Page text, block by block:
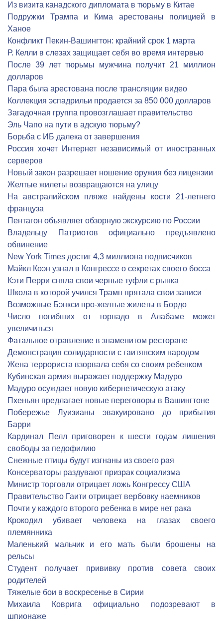
Из визита канадского дипломата в тюрьму в Китае
Подружки Трампа и Кима арестованы полицией в
Ханое
Конфликт Пекин-Вашингтон: крайний срок 1 марта
Р. Келли в слезах защищает себя во время интервью
После 39 лет тюрьмы мужчина получит 21 миллион
долларов
Пара была арестована после трансляции видео
Коллекция эспадрильи продается за 850 000 долларов
Загадочная группа провозглашает правительство
Эль Чапо на пути в адскую тюрьму?
Борьба с ИБ далека от завершения
Россия хочет Интернет независимый от иностранных
серверов
Новый закон разрешает ношение оружия без лицензии
Желтые жилеты возвращаются на улицу
На австралийском пляже найдены кости 21-летнего
француза
Пентагон объявляет обзорную экскурсию по России
Владельцу Патриотов официально предъявлено
обвинение
New York Times достиг 4,3 миллиона подписчиков
Майкл Коэн узнал в Конгрессе о секретах своего босса
Кэти Перри сняла свои черные туфли с рынка
Школа в которой учился Трамп прятала свои записи
Возможные Бэнкси про-желтые жилеты в Бордо
Число погибших от торнадо в Алабаме может
увеличиться
Фатальное отравление в знаменитом ресторане
Демонстрация солидарности с гаитянским народом
Жена террориста взорвала себя со своим ребенком
Кубинская армия выражает поддержку Мадуро
Мадуро осуждает новую кибернетическую атаку
Пхеньян предлагает новые переговоры в Вашингтоне
Побережье Луизианы эвакуировано до прибытия
Барри
Кардинал Пелл приговорен к шести годам лишения
свободы за педофилию
Снежные птицы будут изгнаны из своего рая
Консерваторы раздувают призрак социализма
Министр торговли отрицает ложь Конгрессу США
Правительство Гаити отрицает вербовку наемников
Почти у каждого второго ребенка в мире нет рака
Крокодил убивает человека на глазах своего
племянника
Маленький мальчик и его мать были брошены на
рельсы
Студент получает прививку против совета своих
родителей
Тяжелые бои в воскресенье в Сирии
Михаила Коврига официально подозревают в
шпионаже